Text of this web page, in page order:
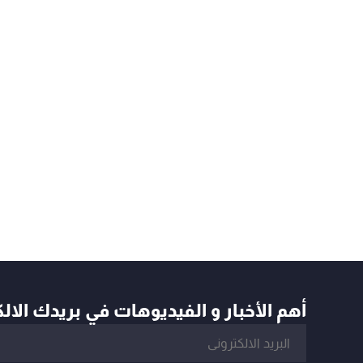
أهم الأخبار و الفيديوهات في بريدك